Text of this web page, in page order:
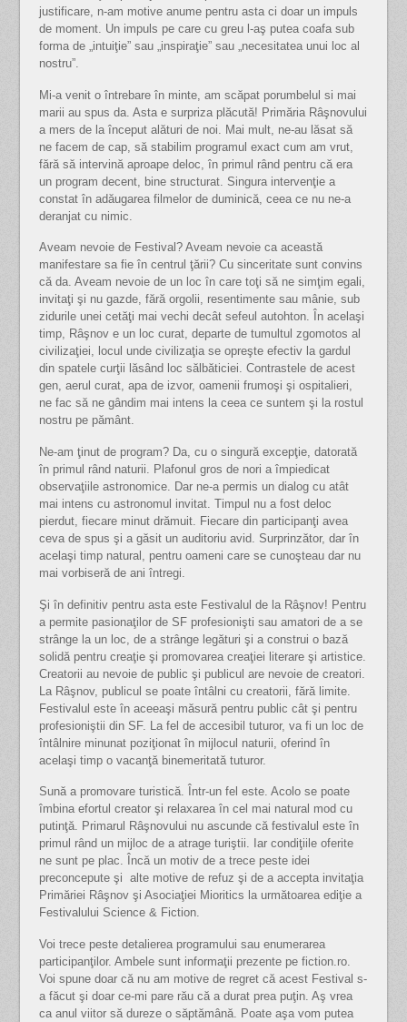
justificare, n-am motive anume pentru asta ci doar un impuls
de moment. Un impuls pe care cu greu l-aş putea coafa sub
forma de „intuiţie” sau „inspiraţie” sau „necesitatea unui loc al
nostru”.
Mi-a venit o întrebare în minte, am scăpat porumbelul si mai
marii au spus da. Asta e surpriza plăcută! Primăria Râşnovului
a mers de la început alături de noi. Mai mult, ne-au lăsat să
ne facem de cap, să stabilim programul exact cum am vrut,
fără să intervină aproape deloc, în primul rând pentru că era
un program decent, bine structurat. Singura intervenţie a
constat în adăugarea filmelor de duminică, ceea ce nu ne-a
deranjat cu nimic.
Aveam nevoie de Festival? Aveam nevoie ca această
manifestare sa fie în centrul ţării? Cu sinceritate sunt convins
că da. Aveam nevoie de un loc în care toţi să ne simţim egali,
invitaţi şi nu gazde, fără orgolii, resentimente sau mânie, sub
zidurile unei cetăţi mai vechi decât sefeul autohton. În acelaşi
timp, Râşnov e un loc curat, departe de tumultul zgomotos al
civilizaţiei, locul unde civilizaţia se opreşte efectiv la gardul
din spatele curţii lăsând loc sălbăticiei. Contrastele de acest
gen, aerul curat, apa de izvor, oamenii frumoşi şi ospitalieri,
ne fac să ne gândim mai intens la ceea ce suntem şi la rostul
nostru pe pământ.
Ne-am ţinut de program? Da, cu o singură excepţie, datorată
în primul rând naturii. Plafonul gros de nori a împiedicat
observaţiile astronomice. Dar ne-a permis un dialog cu atât
mai intens cu astronomul invitat. Timpul nu a fost deloc
pierdut, fiecare minut drămuit. Fiecare din participanţi avea
ceva de spus şi a găsit un auditoriu avid. Surprinzător, dar în
acelaşi timp natural, pentru oameni care se cunoşteau dar nu
mai vorbiseră de ani întregi.
Şi în definitiv pentru asta este Festivalul de la Râşnov! Pentru
a permite pasionaţilor de SF profesionişti sau amatori de a se
strânge la un loc, de a strânge legături şi a construi o bază
solidă pentru creaţie şi promovarea creaţiei literare şi artistice.
Creatorii au nevoie de public şi publicul are nevoie de creatori.
La Râşnov, publicul se poate întâlni cu creatorii, fără limite.
Festivalul este în aceeaşi măsură pentru public cât şi pentru
profesioniştii din SF. La fel de accesibil tuturor, va fi un loc de
întâlnire minunat poziţionat în mijlocul naturii, oferind în
acelaşi timp o vacanţă binemeritată tuturor.
Sună a promovare turistică. Într-un fel este. Acolo se poate
îmbina efortul creator şi relaxarea în cel mai natural mod cu
putinţă. Primarul Râşnovului nu ascunde că festivalul este în
primul rând un mijloc de a atrage turiştii. Iar condiţiile oferite
ne sunt pe plac. Încă un motiv de a trece peste idei
preconcepute şi alte motive de refuz şi de a accepta invitaţia
Primăriei Râşnov şi Asociaţiei Mioritics la următoarea ediţie a
Festivalului Science & Fiction.
Voi trece peste detalierea programului sau enumerarea
participanţilor. Ambele sunt informaţii prezente pe fiction.ro.
Voi spune doar că nu am motive de regret că acest Festival s-
a făcut şi doar ce-mi pare rău că a durat prea puţin. Aş vrea
ca anul viitor să dureze o săptămână. Poate aşa vom putea